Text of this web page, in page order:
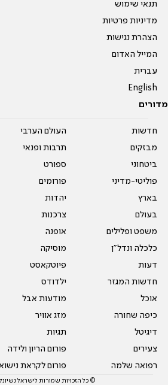
תנאי שימוש
מדיניות פרטיות
הצהרת נגישות
המייל האדום
עברית
English
מדורים
חדשות
מבזקים
ביטחוני
פוליטי-מדיני
בארץ
בעולם
משפט ופלילים
כלכלה ונדל"ן
דעות
חדשות המגזר
אוכל
כיפה שחורה
דיגיטל
צעירים
רפואה שלמה
העולם הערבי
תרבות ופנאי
ספורט
פורומים
יהדות
צרכנות
אופנה
מוסיקה
פיוטקאסט
ילדודס
מודעות אבל
מזג אוויר
תגיות
פורום הריון ולידה
פורום לקראת
© כל הזכויות שמורות לישראל נשיונל